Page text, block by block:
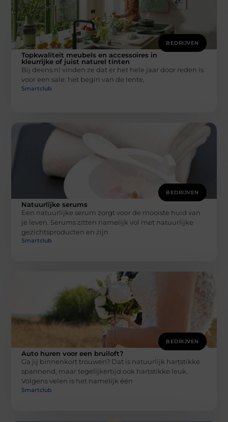
BEDRIJVEN
Topkwaliteit meubels en accessoires in
kleurrijke of juist naturel tinten
Bij deens.nl vinden ze dat er het hele jaar door reden is
voor een sale: het begin van de lente,
Smartclub
BEDRIJVEN
Natuurlijke serums
Een natuurlijke serum zorgt voor de mooiste huid van
je leven. Serums zitten namelijk vol met natuurlijke
gezichtsproducten en zijn
Smartclub
BEDRIJVEN
Auto huren voor een bruiloft?
Ga jij binnenkort trouwen? Dat is natuurlijk hartstikke
spannend, maar tegelijkertijd ook hartstikke leuk.
Volgens velen is het namelijk één
Smartclub